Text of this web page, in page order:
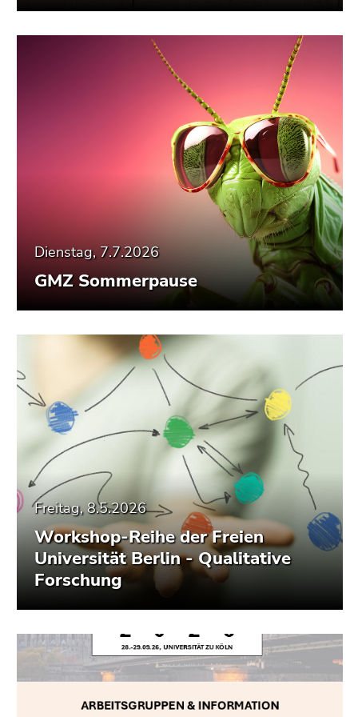
Dienstag, 7.7.2026
GMZ Sommerpause
Freitag, 8.5.2026
Workshop-Reihe der Freien
Universität Berlin - Qualitative
Forschung